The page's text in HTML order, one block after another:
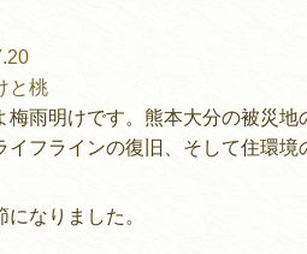
と桃
梅雨明けです。熊本大分の被災
イフラインの復旧、そして住環境
になりました。